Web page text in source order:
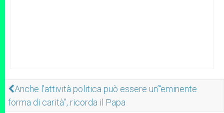
Anche l’attività politica può essere un’“eminente
forma di carità”, ricorda il Papa